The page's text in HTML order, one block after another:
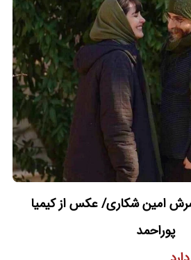
امین شکاری/ عکس از کیمیا
پوراحمد